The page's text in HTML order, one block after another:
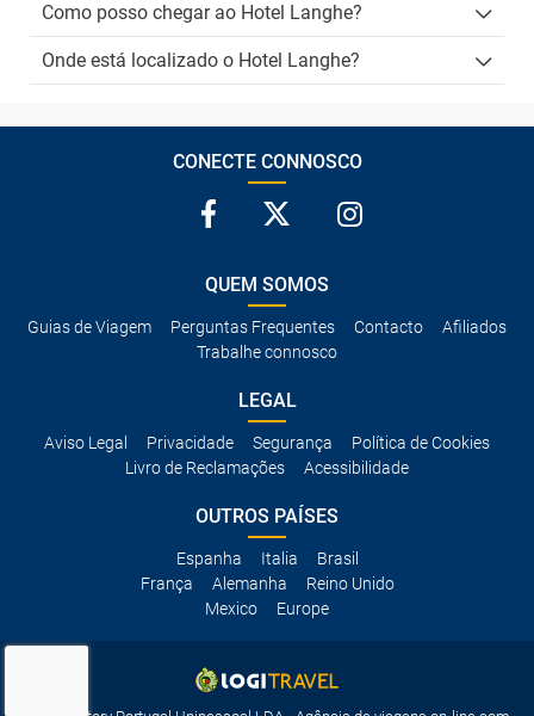
Como posso chegar ao Hotel Langhe?
Onde está localizado o Hotel Langhe?
CONECTE CONNOSCO
QUEM SOMOS
Guias de Viagem Perguntas Frequentes Contacto
Afiliados
Trabalhe connosco
LEGAL
Aviso Legal Privacidade Segurança
Política de Cookies
Livro de Reclamações
Acessibilidade
OUTROS PAÍSES
Espanha Italia
Brasil
França
Alemanha
Reino Unido
Mexico
Europe